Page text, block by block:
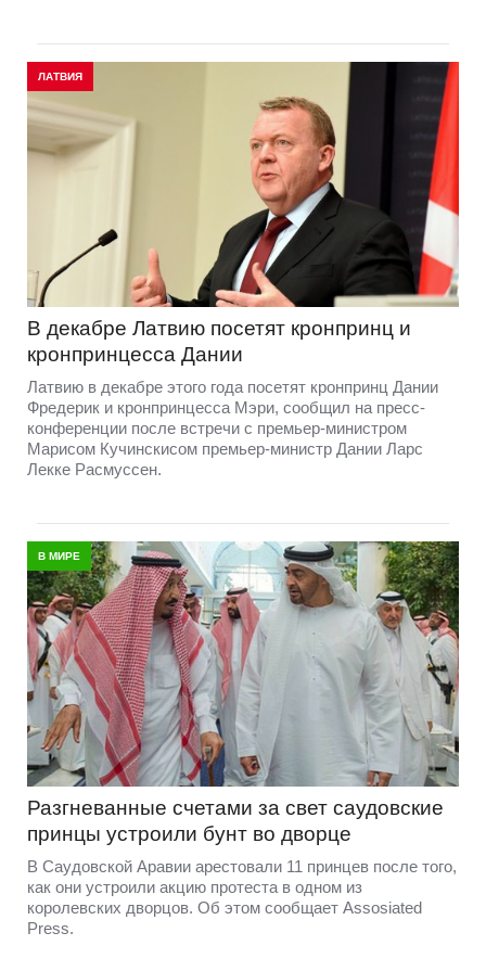
ЛАТВИЯ
В декабре Латвию посетят кронпринц и
кронпринцесса Дании
Латвию в декабре этого года посетят кронпринц Дании
Фредерик и кронпринцесса Мэри, сообщил на пресс-
конференции после встречи с премьер-министром
Марисом Кучинскисом премьер-министр Дании Ларс
Лекке Расмуссен.
В МИРЕ
Разгневанные счетами за свет саудовские
принцы устроили бунт во дворце
В Саудовской Аравии арестовали 11 принцев после того,
как они устроили акцию протеста в одном из
королевских дворцов. Об этом сообщает Assosiated
Press.